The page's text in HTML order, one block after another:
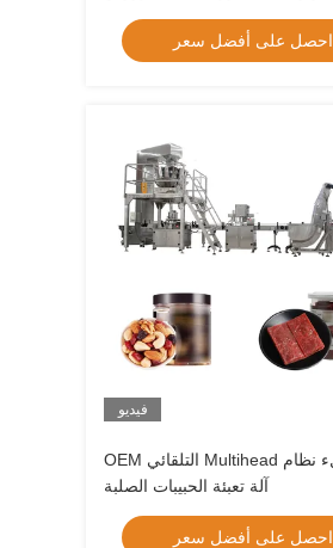
احصل على أفضل سعر
فيديو
OEM التلقائي Multihead وازن ملء نظام
آلة تعبئة الحبيبات الصلبة
احصل على أفضل سعر